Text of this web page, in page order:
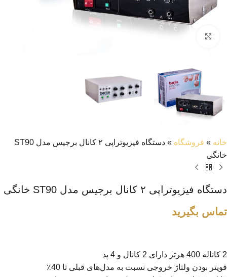
خانه » فروشگاه »
دستگاه فیزیوتراپی ۲ کانال برجیس مدل ST90
خانگی
دستگاه فیزیوتراپی ۲ کانال برجیس مدل ST90 خانگی
تماس بگیرید
2 کاناله 400 هرتز دارای 2 کانال و 4 پد
قویتر بودن ولتاژ خروجی نسبت به مدل‌های قبلی تا 40٪